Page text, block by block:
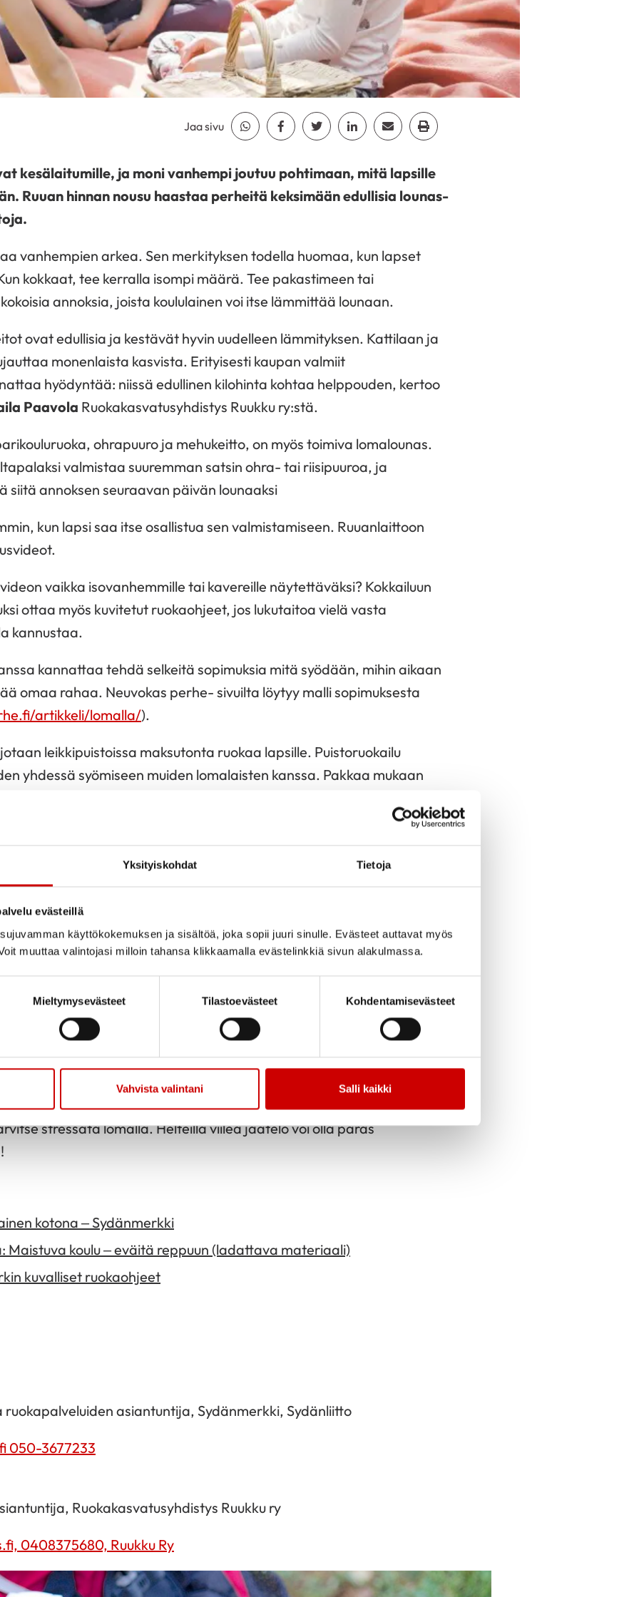
Yksityiskohdat Tietoja
evästeillä
käyttökokemuksen ja sisältöä, joka sopii juuri sinulle. Evästeet auttavat myös
muuttaa valintojasi milloin tahansa klikkaamalla evästelinkkiä sivun alakulmassa.
Mieltymysevästeet Tilastoevästeet Kohdentamisevästeet
Vahvista valintani Salli kaikki
Jaa sivu Jaa Whatsapp
Jaa Facebook
Jaa TwitterJaa LinkedinJaa EmailJaa Print
kesälaitumille, ja moni vanhempi joutuu pohtimaan, mitä lapsille
Ruuan hinnan nousu haastaa perheitä keksimään edullisia lounas-
vanhempien arkea. Sen merkityksen todella huomaa, kun lapset
kokkaat, tee kerralla isompi määrä. Tee pakastimeen tai
annoksia, joista koululainen voi itse lämmittää lounaan.
ovat edullisia ja kestävät hyvin uudelleen lämmityksen. Kattilaan ja
monenlaista kasvista. Erityisesti kaupan valmiit
hyödyntää: niissä edullinen kilohinta kohtaa helppouden, kertoo
Paavola Ruokakasvatusyhdistys Ruukku ry:stä.
ohrapuuro ja mehukeitto, on myös toimiva lomalounas.
valmistaa suuremman satsin ohra- tai riisipuuroa, ja
siitä annoksen seuraavan päivän lounaaksi
kun lapsi saa itse osallistua sen valmistamiseen. Ruuanlaittoon
vaikka isovanhemmille tai kavereille näytettäväksi? Kokkailuun
ottaa myös kuvitetut ruokaohjeet, jos lukutaitoa vielä vasta
kannustaa.
kannattaa tehdä selkeitä sopimuksia mitä syödään, mihin aikaan
omaa rahaa. Neuvokas perhe- sivuilta löytyy malli sopimuksesta
artikkeli/lomalla/).
leikkipuistoissa maksutonta ruokaa lapsille. Puistoruokailu
yhdessä syömiseen muiden lomalaisten kanssa. Pakkaa mukaan
tarvitaan säilyviä ja ruokaisia eväitä. Kurkkaa tästä kuvasta, mitä
(https://maistuvakoulu.fi/wp-co…
kasvista, viljaa ja joku proteiinin lähde. Pilko lapsen kanssa yhdessä
rasioihin tai nappaa kaupasta kirsikkatomaatteja,
Iskukuumennetut kaura- ja maitotuotteet säilyvät
lapselle mieluista. Lapsen kanssa voi etukäteen miettiä hyviä
avulla on helppo tunnistaa terveellisempi vaihtoehto vaikkapa
ruokakasvatuksen asiantuntijaMari OlliSydänliitosta.
tietysti myös jokin herkku. Eikä jokaisen välipalan
stressata lomalla. Helteillä viileä jäätelö voi olla paras
kotona – Sydänmerkki
Maistuva koulu – eväitä reppuun (ladattava materiaali)
kuvalliset ruokaohjeet
ruokapalveluiden asiantuntija, Sydänmerkki, Sydänliitto
050-3677233
Ruokakasvatusyhdistys Ruukku ry
0408375680, Ruukku Ry